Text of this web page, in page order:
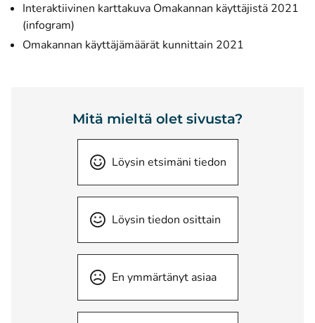
Interaktiivinen karttakuva Omakannan käyttäjistä 2021
(infogram)
Omakannan käyttäjämäärät kunnittain 2021
Mitä mieltä olet sivusta?
Löysin etsimäni tiedon
Löysin tiedon osittain
En ymmärtänyt asiaa